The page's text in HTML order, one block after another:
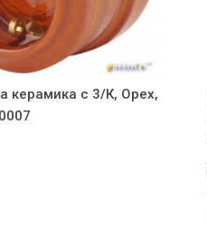
керамика с 3/К, Орех,